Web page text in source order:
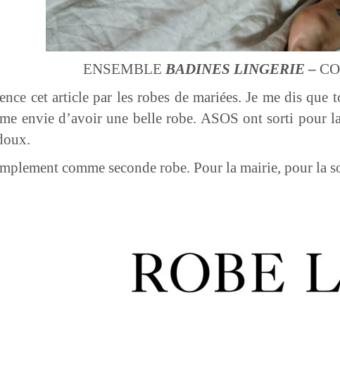
ENSEMBLE BADINES LINGERIE –
cet article par les robes de mariées. Je me dis
envie d’avoir une belle robe. ASOS ont sorti pour
comme seconde robe. Pour la mairie, pour la